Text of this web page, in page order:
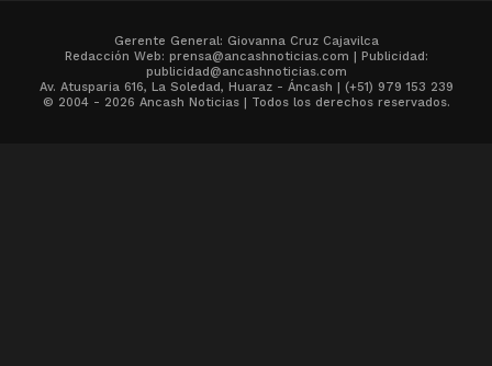
Gerente General: Giovanna Cruz Cajavilca
Redacción Web: prensa@ancashnoticias.com | Publicidad:
publicidad@ancashnoticias.com
Av. Atusparia 616, La Soledad, Huaraz - Áncash | (+51) 979 153 239
© 2004 - 2026 Ancash Noticias | Todos los derechos reservados.